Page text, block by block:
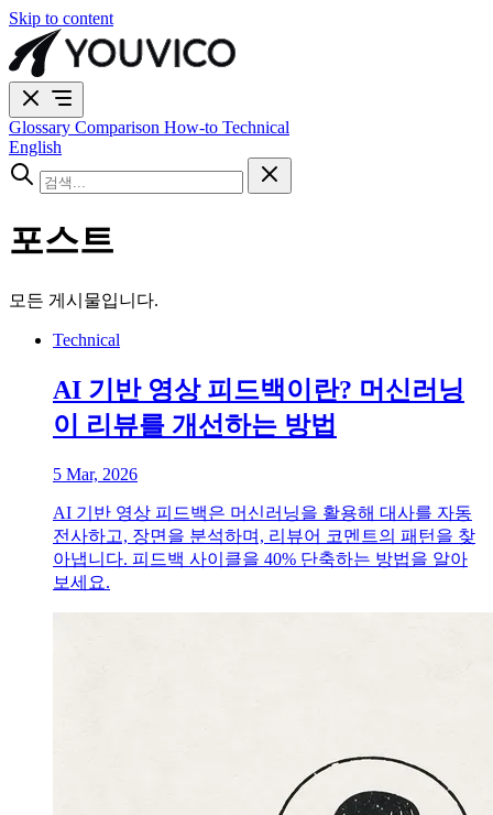
Skip to content
Glossary Comparison How-to Technical
English
포스트
모든 게시물입니다.
Technical
AI 기반 영상 피드백이란? 머신러닝
이 리뷰를 개선하는 방법
5 Mar, 2026
AI 기반 영상 피드백은 머신러닝을 활용해 대사를 자동
전사하고, 장면을 분석하며, 리뷰어 코멘트의 패턴을 찾
아냅니다. 피드백 사이클을 40% 단축하는 방법을 알아
보세요.